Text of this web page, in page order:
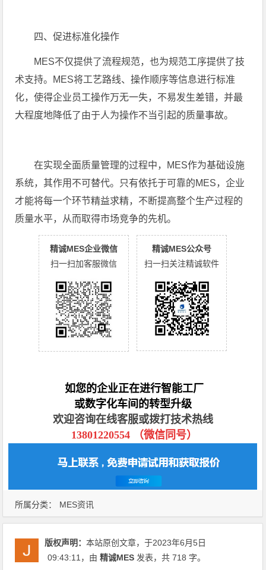
所属分类： MES资讯
四、促进标准化操作
MES不仅提供了流程规范，也为规范工序提供了技
术支持。MES将工艺路线、操作顺序等信息进行标准
化，使得企业员工操作万无一失，不易发生差错，并最
大程度地降低了由于人为操作不当引起的质量事故。
在实现全面质量管理的过程中，MES作为基础设施
系统，其作用不可替代。只有依托于可靠的MES，企业
才能将每一个环节精益求精，不断提高整个生产过程的
质量水平，从而取得市场竞争的先机。
精诚MES企业微信
扫一扫加客服微信
精诚MES公众号
扫一扫关注精诚软件
如您的企业正在进行智能工厂
或数字化车间的转型升级
欢迎咨询在线客服或拨打技术热线
13801220554 （微信同号）
版权声明：本站原创文章，于2023年6月5日
09:43:11 ，由精诚MES 发表，共 718 字。